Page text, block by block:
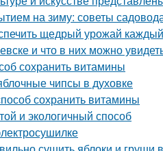
на зиму: советы
щедрый урожай
и что в них можно
сохранить витамины
чипсы в духовке
сохранить витамины
и экологичный способ